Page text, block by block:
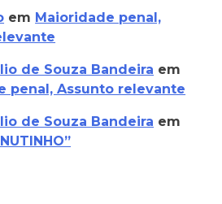
em Maioridade penal,
de Souza Bandeira em
penal, Assunto relevante
de Souza Bandeira em